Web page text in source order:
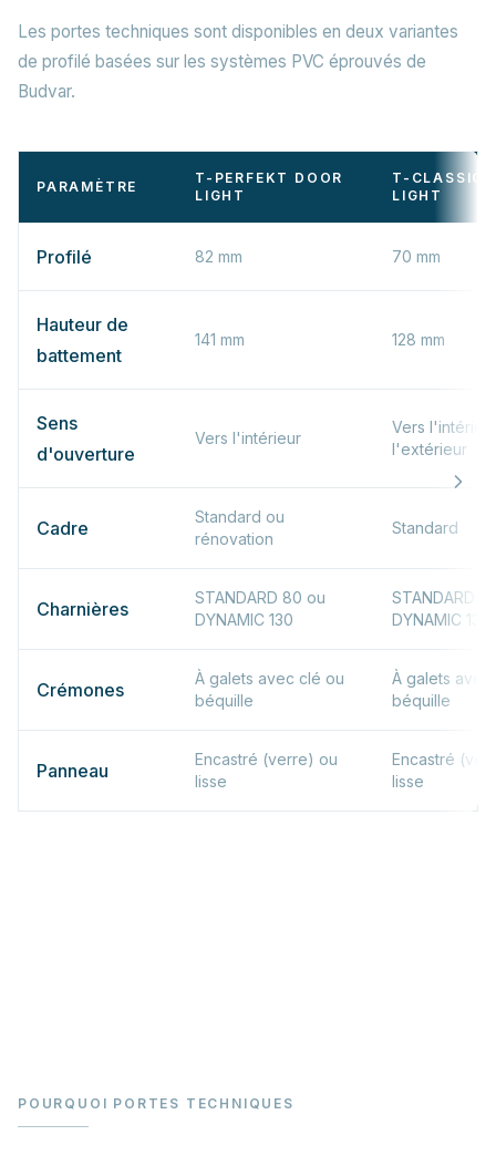
Les portes techniques sont disponibles en deux variantes
de profilé basées sur les systèmes PVC éprouvés de
Budvar.
PARAMÈTRE
T-PERFEKT DOOR
LIGHT
T-CLASSIC
LIGHT
Profilé 82 mm 70 mm
Hauteur de
battement
141 mm 128 mm
Sens
d'ouverture
Vers l'intérieur
Vers
l'extérieur
Cadre
Standard ou
rénovation
Standard
Charnières
STANDARD 80 ou
DYNAMIC 130
STANDARD
DYNAMIC 130
Crémones
À galets avec clé ou
béquille
À galets
béquille
Panneau
Encastré (verre) ou
lisse
Encastré
lisse
POURQUOI PORTES TECHNIQUES